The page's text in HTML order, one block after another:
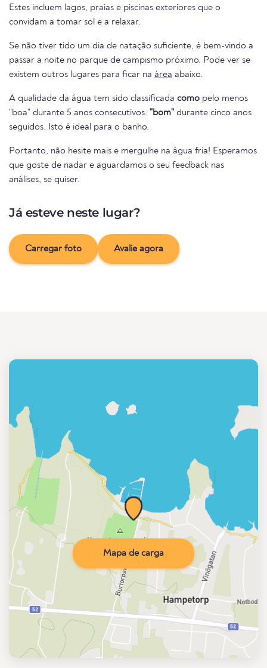
Estes incluem lagos, praias e piscinas exteriores que o
convidam a tomar sol e a relaxar.
Se não tiver tido um dia de natação suficiente, é bem-vindo a
passar a noite no parque de campismo próximo. Pode ver se
existem outros lugares para ficar na área abaixo.
A qualidade da água tem sido classificada como pelo menos
"boa" durante 5 anos consecutivos. "bom" durante cinco anos
seguidos. Isto é ideal para o banho.
Portanto, não hesite mais e mergulhe na água fria! Esperamos
que goste de nadar e aguardamos o seu feedback nas
análises, se quiser.
Já esteve neste lugar?
Carregar foto Avalie agora
Mapa de carga